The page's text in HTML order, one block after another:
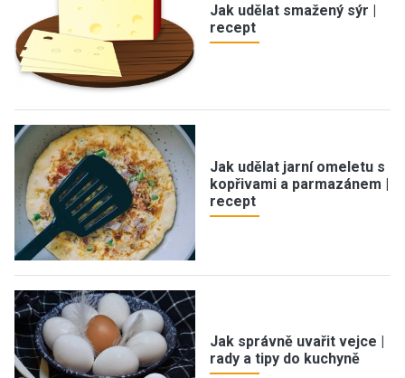
Jak udělat smažený sýr |
recept
Jak udělat jarní omeletu s
kopřivami a parmazánem |
recept
Jak správně uvařit vejce |
rady a tipy do kuchyně